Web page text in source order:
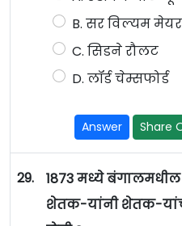
B. सर विल्यम मेयर
C. सिडने रौलट
D. लॉर्ड चेम्सफोर्ड
Answer Share
29.
1873 मध्ये बंगालमधील
शेतक-यांनी शेतक-